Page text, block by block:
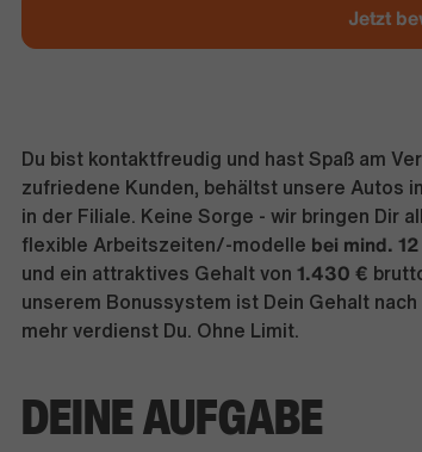
Jetzt
Du bist kontaktfreudig und hast Spaß am
zufriedene Kunden, behältst unsere Autos
in der Filiale. Keine Sorge - wir bringen Dir
flexible Arbeitszeiten/-modelle bei mind.
und ein attraktives Gehalt von 1.430 €
unserem Bonussystem ist Dein Gehalt
mehr verdienst Du. Ohne Limit.
DEINE AUFGABE